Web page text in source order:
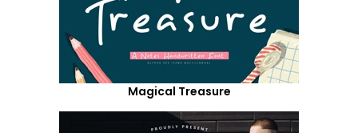
Magical Treasure